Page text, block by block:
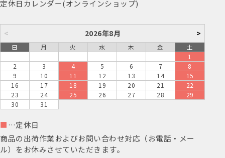
定休日カレンダー(オンラインショップ)
< 2026年8月 >
日 月 火 水 木 金
土
1
2
3 4 5 6 7
8
9
10 11 12 13 14
15
16
17 18 19 20 21
22
23
24 25 26 27 28
29
30
31
■ …定休日
商品の出荷作業およびお問い合わせ対応（お電話・メー
ル）をお休みさせていただきます。